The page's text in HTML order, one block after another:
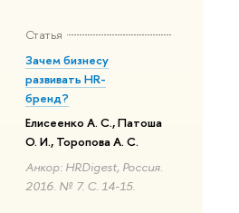
Статья
Зачем бизнесу
развивать HR-
бренд?
Елисеенко А. С., Патоша
О. И., Торопова А. С.
Анкор: HRDigest, Россия.
2016. № 7. С. 14-15.